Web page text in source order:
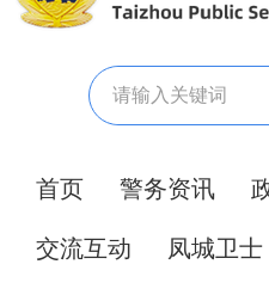
首页 警务资讯
交流互动 凤城卫士